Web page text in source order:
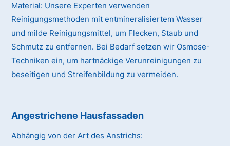
Material: Unsere Experten verwenden
Reinigungsmethoden mit entmineralisiertem Wasser
und milde Reinigungsmittel, um Flecken, Staub und
Schmutz zu entfernen. Bei Bedarf setzen wir Osmose-
Techniken ein, um hartnäckige Verunreinigungen zu
beseitigen und Streifenbildung zu vermeiden.
Angestrichene Hausfassaden
Abhängig von der Art des Anstrichs: